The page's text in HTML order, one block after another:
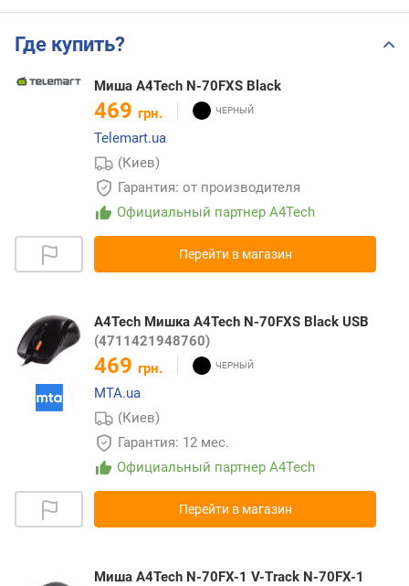
Где купить?
Миша A4Tech N-70FXS Black
469 грн.
Telemart.ua
(Киев)
Гарантия: от производителя
Официальный партнер A4Tech
Перейти в магазин
A4Tech Мишка A4Tech N-70FXS Black USB
(4711421948760)
469 грн.
MTA.ua
(Киев)
Гарантия: 12 мес.
Официальный партнер A4Tech
Перейти в магазин
Миша A4Tech N-70FX-1 V-Track N-70FX-1